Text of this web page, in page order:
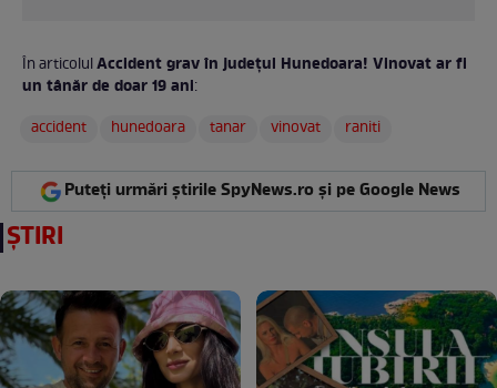
În articolulAccident grav în județul Hunedoara! Vinovat ar fi
un tânăr de doar 19 ani:
accident
hunedoara tanar vinovat raniti
Puteți urmări știrile SpyNews.ro și pe Google News
ȘTIRI